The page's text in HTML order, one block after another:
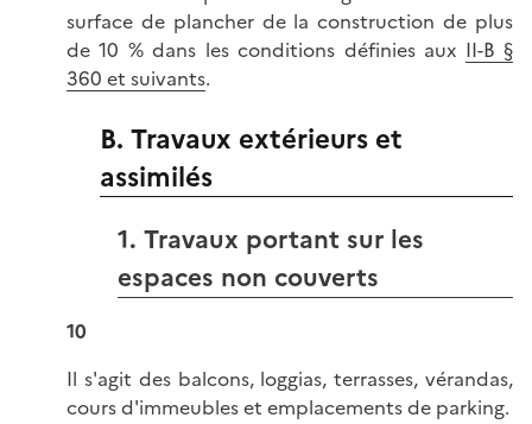
surface de plancher de la construction de plus
de 10 % dans les conditions définies aux II-B §
360 et suivants.
B. Travaux extérieurs et
assimilés
1. Travaux portant sur les
espaces non couverts
10
Il s'agit des balcons, loggias, terrasses, vérandas,
cours d'immeubles et emplacements de parking.